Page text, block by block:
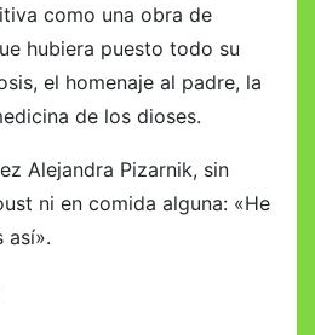
como una obra de
hubiera puesto todo su
el homenaje al padre, la
de los dioses.
Alejandra Pizarnik, sin
ni en comida alguna: «He
así».